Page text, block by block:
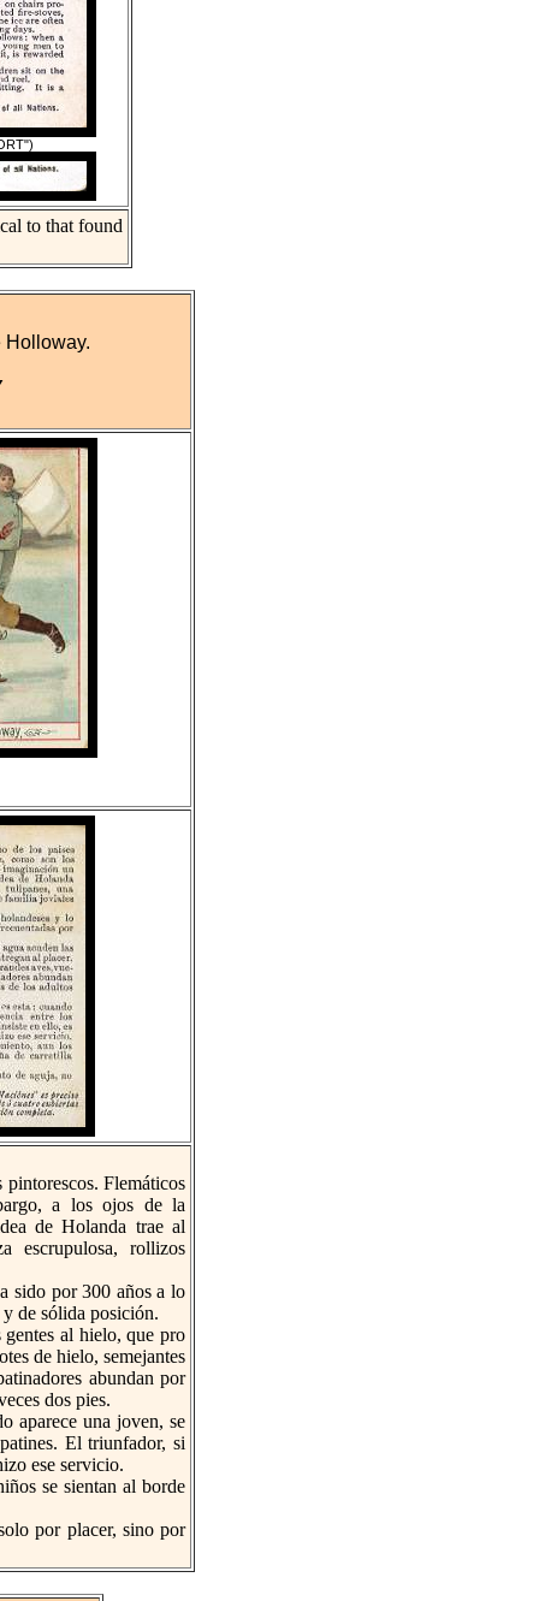
to that found
Holloway.
Flemáticos
a los ojos de la
de Holanda trae al
escrupulosa, rollizos
sido por 300 años a lo
y de sólida posición.
al hielo, que pro
de hielo, semejantes
abundan por
dos pies.
aparece una joven, se
El triunfador, si
ese servicio.
se sientan al borde
por placer, sino por